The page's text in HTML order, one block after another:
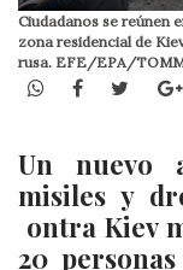
Ciudadanos se reúnen
zona residencial de
rusa. EFE/EPA/
WhatsApp
Facebook
Un nuevo
misiles y
ontra Kiev
20